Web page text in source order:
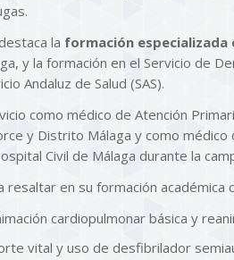
la formación especializada
y la formación en el Servicio de
Andaluz de Salud (SAS).
como médico de Atención
y Distrito Málaga y como
Civil de Málaga durante la
en su formación académica
cardiopulmonar básica y
vital y uso de desfibrilador